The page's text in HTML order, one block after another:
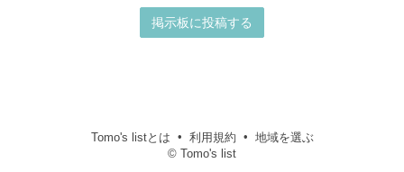
掲示板に投稿する
Tomo's listとは 利用規約
地域を選ぶ
© Tomo's list